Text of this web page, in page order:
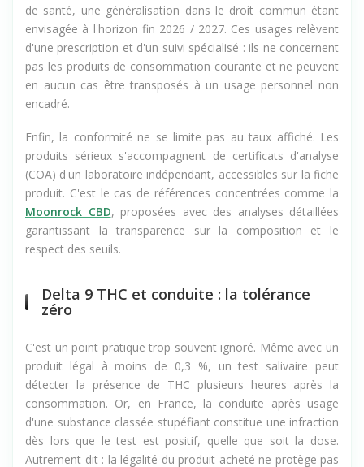
31 mars 2026, dans l'attente de l'avis de la Haute Autorité
de santé, une généralisation dans le droit commun étant
envisagée à l'horizon fin 2026 / 2027. Ces usages relèvent
d'une prescription et d'un suivi spécialisé : ils ne concernent
pas les produits de consommation courante et ne peuvent
en aucun cas être transposés à un usage personnel non
Enfin, la conformité ne se limite pas au taux affiché. Les
produits sérieux s'accompagnent de certificats d'analyse
(COA) d'un laboratoire indépendant, accessibles sur la fiche
produit. C'est le cas de références concentrées comme la
Moonrock CBD , proposées avec des analyses détaillées
garantissant la transparence sur la composition et le
Delta 9 THC et conduite : la tolérance
C'est un point pratique trop souvent ignoré. Même avec un
produit légal à moins de 0,3 %, un test salivaire peut
détecter la présence de THC plusieurs heures après la
consommation. Or, en France, la conduite après usage
d'une substance classée stupéfiant constitue une infraction
dès lors que le test est positif, quelle que soit la dose.